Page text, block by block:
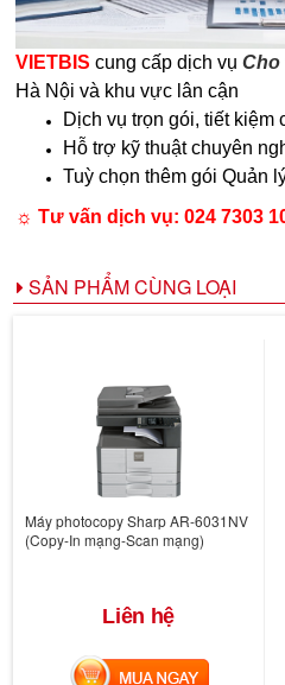
VIETBIS cung cấp dịch vụ Cho
Hà Nội và khu vực lân cận
Dịch vụ trọn gói, tiết kiệm
Hỗ trợ kỹ thuật chuyên
Tuỳ chọn thêm gói Quản
☼ Tư vấn dịch vụ: 024 7303
SẢN PHẨM CÙNG LOẠI
Máy photocopy Sharp AR-6031NV
(Copy-In mạng-Scan mạng)
Liên hệ
MUA NGAY